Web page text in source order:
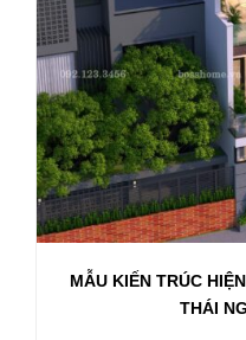
MẪU KIẾN TRÚC
THÁI